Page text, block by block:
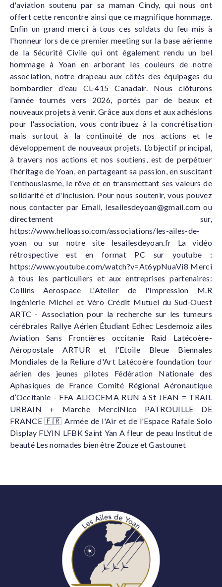
d'aviation soutenu par sa maman Cindy, qui nous ont
offert cette rencontre ainsi que ce magnifique hommage.
Enfin un grand merci à tous ces soldats du feu mis à
l'honneur lors de ce premier meeting sur la base aérienne
de la Sécurité Civile qui ont également rendu un bel
hommage à Yoan en arborant les couleurs de notre
association, notre drapeau aux côtés des équipages du
bombardier d'eau CL-415 Canadair. Nous clôturons
l’année tournés vers 2026, portés par de beaux et
nouveaux projets à venir. Grâce aux dons et aux adhésions
pour l'association, vous contribuez à la concrétisation
mais surtout à la continuité de nos actions et le
développement de nouveaux projets. L’objectif principal,
à travers nos actions et nos soutiens, est de perpétuer
l’héritage de Yoan, en partageant sa passion, en suscitant
l'enthousiasme, le rêve et en transmettant ses valeurs de
solidarité et d'inclusion. Pour nous soutenir, vous pouvez
nous contacter par Email, lesailesdeyoan@gmail.com ou
directement sur,
https://www.helloasso.com/associations/les-ailes-de-
yoan ou sur notre site lesailesdeyoan.fr La vidéo
rétrospective est en format PC sur youtube :
https://www.youtube.com/watch?v=At6ypNuaVi8 Merci
à tous les particuliers et aux entreprises partenaires:
Collins Aerospace L'Atelier de l'Impression M.R
Ingénierie Michel et Véro Crédit Mutuel du Sud-Ouest
ARTC - Association pour la recherche sur les tumeurs
cérébrales Rallye Aérien Étudiant Edhec Lesdemoiz ailes
Aviation Sans Frontières occitanie Raid Latécoère-
Aéropostale ARTUR et l'Etoile Bleue Biennales
Mondiales de la Reliure d'Art Latécoère foundation tour
aérien des jeunes pilotes Fédération Nationale des
Aphasiques de France Comité Régional Aéronautique
d’Occitanie - FFA ALIOCEMA RUN à St JEAN = TRAIL
URBAIN + Marche MerciNico PATROUILLE DE
FRANCE 🇫🇷 Armée de l'Air et de l'Espace Rafale Solo
Display FLYIN LFBK Saint Yan A fleur de peau Institut de
beauté Les nomades bien être Zouze et Gastounet